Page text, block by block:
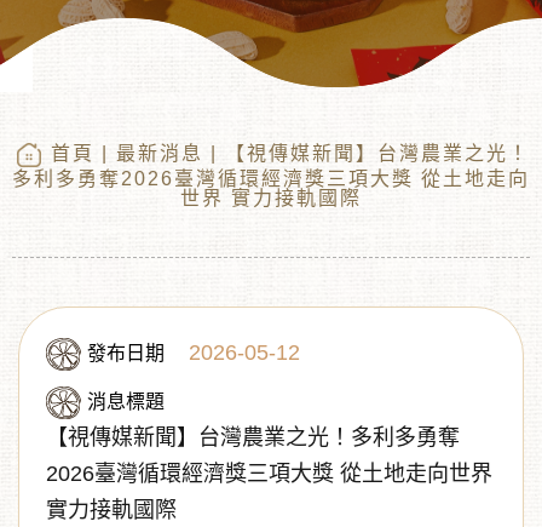
首頁 最新消息
| 【視傳媒新聞】台灣農業之光！
多利多勇奪2026臺灣循環經濟獎三項大獎 從土地走向
世界 實力接軌國際
發布日期 2026-05-12
消息標題
【視傳媒新聞】台灣農業之光！多利多勇奪
2026臺灣循環經濟獎三項大獎 從土地走向世界
實力接軌國際